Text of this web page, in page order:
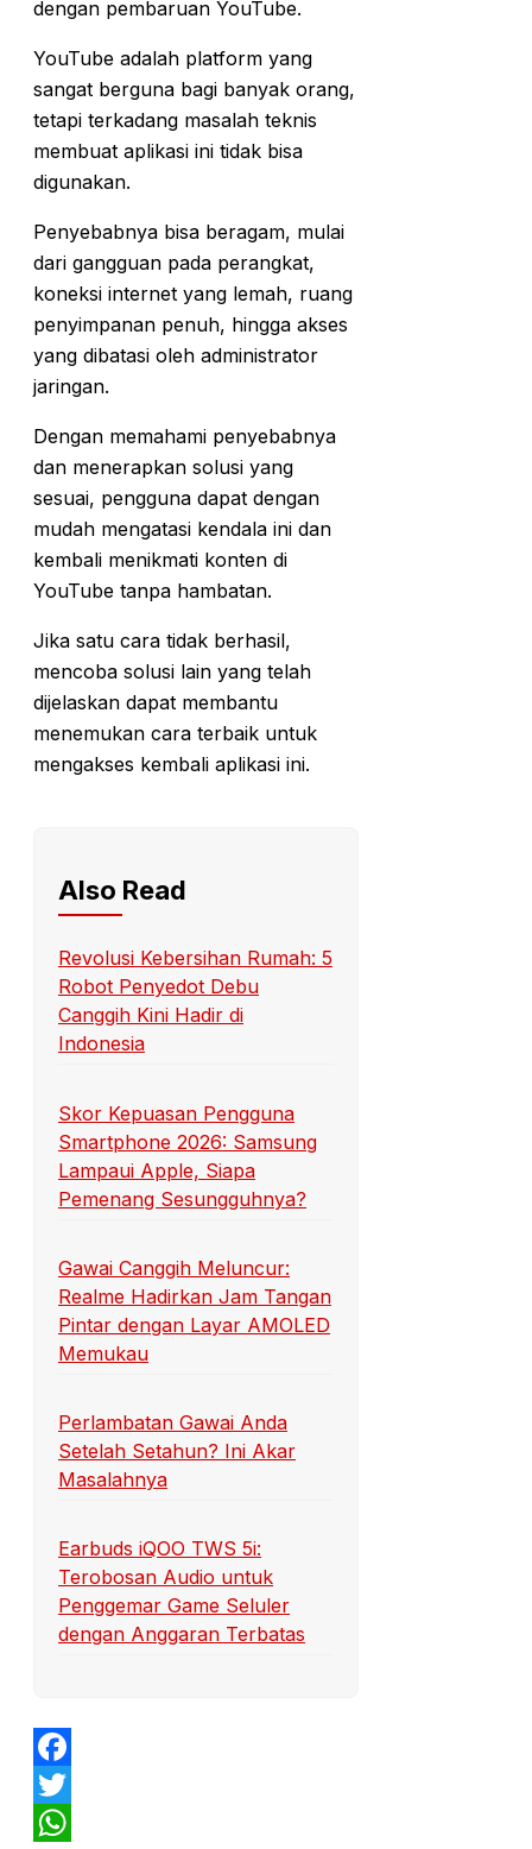
dengan pembaruan YouTube.
YouTube adalah platform yang
sangat berguna bagi banyak orang,
tetapi terkadang masalah teknis
membuat aplikasi ini tidak bisa
digunakan.
Penyebabnya bisa beragam, mulai
dari gangguan pada perangkat,
koneksi internet yang lemah, ruang
penyimpanan penuh, hingga akses
yang dibatasi oleh administrator
jaringan.
Dengan memahami penyebabnya
dan menerapkan solusi yang
sesuai, pengguna dapat dengan
mudah mengatasi kendala ini dan
kembali menikmati konten di
YouTube tanpa hambatan.
Jika satu cara tidak berhasil,
mencoba solusi lain yang telah
dijelaskan dapat membantu
menemukan cara terbaik untuk
mengakses kembali aplikasi ini.
Also Read
Revolusi Kebersihan Rumah: 5
Robot Penyedot Debu
Canggih Kini Hadir di
Indonesia
Skor Kepuasan Pengguna
Smartphone 2026: Samsung
Lampaui Apple, Siapa
Pemenang Sesungguhnya?
Gawai Canggih Meluncur:
Realme Hadirkan Jam Tangan
Pintar dengan Layar AMOLED
Memukau
Perlambatan Gawai Anda
Setelah Setahun? Ini Akar
Masalahnya
Earbuds iQOO TWS 5i:
Terobosan Audio untuk
Penggemar Game Seluler
dengan Anggaran Terbatas
Facebook
Twitter